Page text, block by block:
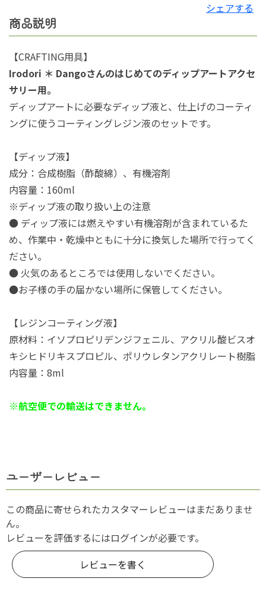
シェアする
商品説明
【CRAFTING用具】
Irodori ＊ Dangoさんのはじめてのディップアートアクセ
サリー用。
ディップアートに必要なディップ液と、仕上げのコーティ
ングに使うコーティングレジン液のセットです。
【ディップ液】
成分：合成樹脂（酢酸綿）、有機溶剤
内容量：160ml
※ディップ液の取り扱い上の注意
● ディップ液には燃えやすい有機溶剤が含まれているた
め、作業中・乾燥中ともに十分に換気した場所で行ってく
ださい。
● 火気のあるところでは使用しないでください。
●お子様の手の届かない場所に保管してください。
【レジンコーティング液】
原材料：イソプロピリデンジフェニル、アクリル酸ビスオ
キシヒドリキスプロピル、ポリウレタンアクリレート樹脂
内容量：8ml
※航空便での輸送はできません。
ユーザーレビュー
この商品に寄せられたカスタマーレビューはまだありませ
ん。
レビューを評価するにはログインが必要です。
レビューを書く